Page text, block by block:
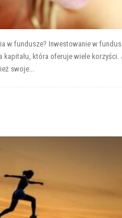
w fundusze? Inwestowanie w
kapitału, która oferuje wiele korzyści.
swoje...